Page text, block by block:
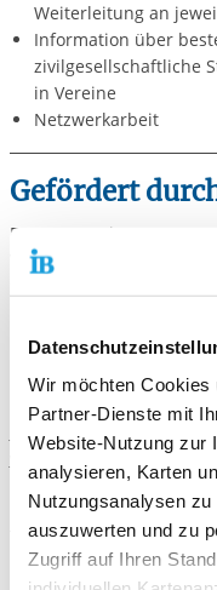
Wir möchten Cookies
Partner-Dienste mit
Website-Nutzung zur
analysieren, Karten
Nutzungsanalysen
auszuwerten und zu
Zugriff auf Ihren
Weiterleitung an
Information über
zivilgesellschaftliche
in Vereine
Netzwerkarbeit
Gefördert
Das
Württemberg und wird
kommunalen
Nähere Informationen
https://
wuerttemberg.de/de/
Der Ablauf